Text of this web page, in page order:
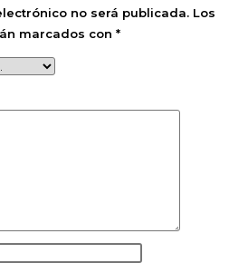
no será publicada. Los
marcados con *